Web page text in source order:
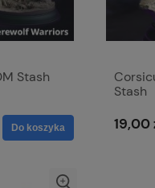
Stash
Do koszyka
Stash
19,00